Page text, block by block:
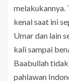
kenal saat ini
Umar dan lain
kali sampai
Baabullah
pahlawan